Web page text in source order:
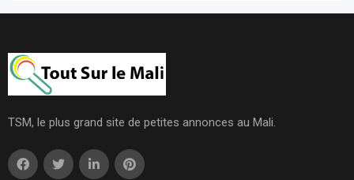
TSM, le plus grand site de petites annonces au Mali.